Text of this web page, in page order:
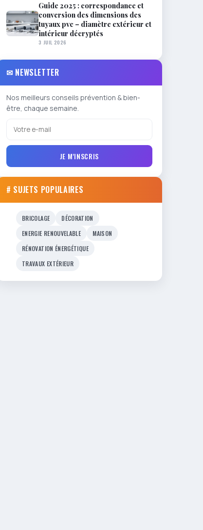
Guide 2025 : correspondance et
conversion des dimensions des
tuyaux pvc – diamètre extérieur et
intérieur décryptés
3 JUIL 2026
✉ NEWSLETTER
Nos meilleurs conseils prévention & bien-
être, chaque semaine.
JE M'INSCRIS
# SUJETS POPULAIRES
BRICOLAGE
DÉCORATION
ENERGIE RENOUVELABLE
MAISON
RÉNOVATION ÉNERGÉTIQUE
TRAVAUX EXTÉRIEUR